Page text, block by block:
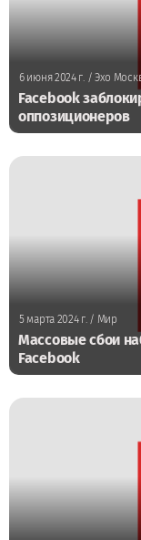
6 июня 2024 г. / Эхо
Facebook
оппозиционеров
5 марта 2024 г./ Мир
Массовые сбои
Facebook